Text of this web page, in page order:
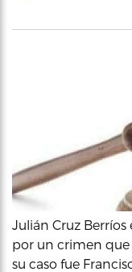
Julián Cruz
por un crimen que
su caso fue